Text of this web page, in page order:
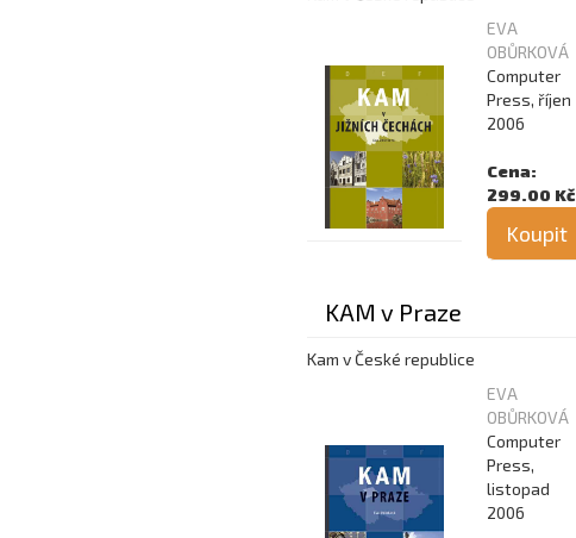
EVA
OBŮRKOVÁ
Computer
Press, říjen
2006
Cena:
299.00 Kč
Koupit
KAM v Praze
Kam v České republice
EVA
OBŮRKOVÁ
Computer
Press,
listopad
2006